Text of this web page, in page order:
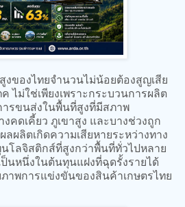
ของไทยจำนวนไม่น้อยต้องสูญเสีย
ม่ใช่เพียงเพราะกระบวนการผลิต
รขนส่งในพื้นที่สูงที่มีสภาพ
คดเคี้ยว ภูเขาสูง และบางช่วงถูก
ผลิตเกิดความเสียหายระหว่างทาง
โลจิสติกส์ที่สูงกว่าพื้นที่ทั่วไปหลาย
นหนึ่งในต้นทุนแฝงที่ฉุดรั้งรายได้
าพการแข่งขันของสินค้าเกษตรไทย